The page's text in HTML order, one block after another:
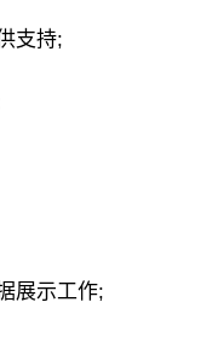
支持;
展示工作;